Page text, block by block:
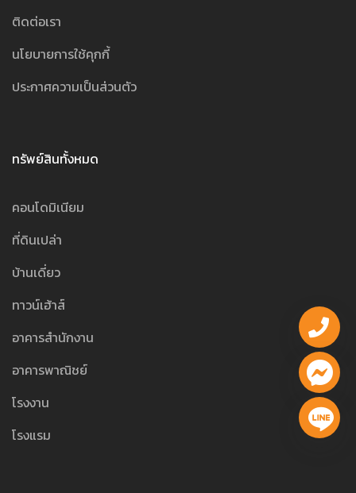
ติดต่อเรา
นโยบายการใช้คุกกี้
ประกาศความเป็นส่วนตัว
ทรัพย์สินทั้งหมด
คอนโดมิเนียม
ที่ดินเปล่า
บ้านเดี่ยว
ทาวน์เฮ้าส์
อาคารสำนักงาน
อาคารพาณิชย์
โรงงาน
โรงแรม